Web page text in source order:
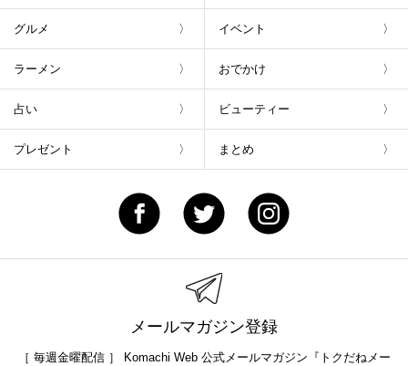
グルメ イベント
ラーメン おでかけ
占い ビューティー
プレゼント まとめ
メールマガジン登録
［ 毎週金曜配信 ］ Komachi Web 公式メールマガジン『トクだねメー